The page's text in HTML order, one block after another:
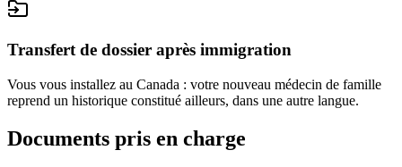
Transfert de dossier après immigration
Vous vous installez au Canada : votre nouveau médecin de famille
reprend un historique constitué ailleurs, dans une autre langue.
Documents pris en charge